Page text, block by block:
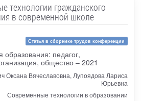
технологии гражданского
в современной школе
Статья в сборнике трудов конференции
образования: педагог,
общество – 2021
Оксана Вячеславовна, Лупоядова Лариса
Юрьевна
Современные технологии в образовании